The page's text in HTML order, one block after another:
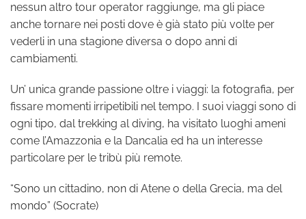
nessun altro tour operator raggiunge, ma gli piace
anche tornare nei posti dove è già stato più volte per
vederli in una stagione diversa o dopo anni di
cambiamenti.
Un’ unica grande passione oltre i viaggi: la fotografia, per
fissare momenti irripetibili nel tempo. I suoi viaggi sono di
ogni tipo, dal trekking al diving, ha visitato luoghi ameni
come l’Amazzonia e la Dancalia ed ha un interesse
particolare per le tribù più remote.
“Sono un cittadino, non di Atene o della Grecia, ma del
mondo” (Socrate)